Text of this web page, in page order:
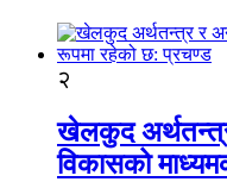
२
खेलकुद अर्थतन्त्र
विकासको